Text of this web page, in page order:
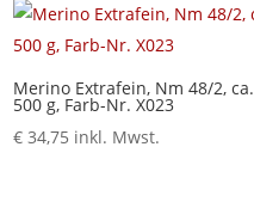
Merino Extrafein, Nm 48/2, ca.
500 g, Farb-Nr. X023
€ 34,75 inkl. Mwst.